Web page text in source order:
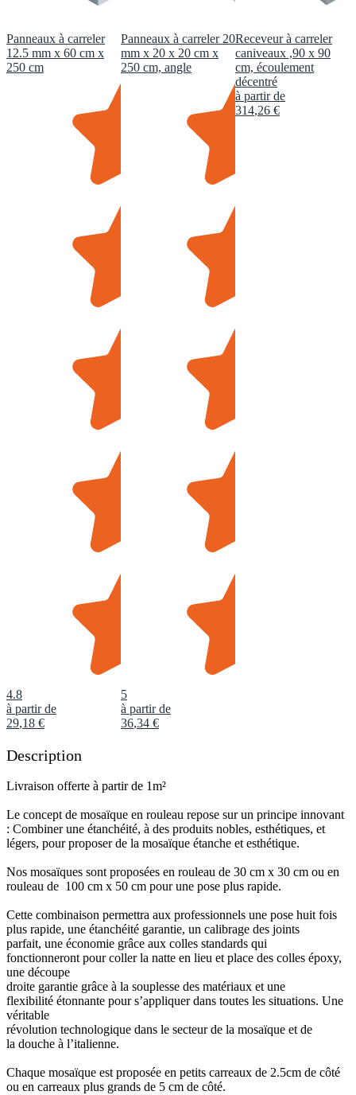
Panneaux à carreler
12.5 mm x 60 cm x
250 cm
4.8
à partir de
29,18 €
Panneaux à carreler 20
mm x 20 x 20 cm x
250 cm, angle
5
à partir de
36,34 €
Receveur à carreler
caniveaux ,90 x 90
cm, écoulement
décentré
à partir de
314,26 €
Description
Livraison offerte à partir de 1m²
Le concept de mosaïque en rouleau repose sur un principe innovant
: Combiner une étanchéité, à des produits nobles, esthétiques, et
légers, pour proposer de la mosaïque étanche et esthétique.
Nos mosaïques sont proposées en rouleau de 30 cm x 30 cm ou en
rouleau de 100 cm x 50 cm pour une pose plus rapide.
Cette combinaison permettra aux professionnels une pose huit fois
plus rapide, une étanchéité garantie, un calibrage des joints
parfait, une économie grâce aux colles standards qui
fonctionneront pour coller la natte en lieu et place des colles époxy,
une découpe
droite garantie grâce à la souplesse des matériaux et une
flexibilité étonnante pour s’appliquer dans toutes les situations. Une
véritable
révolution technologique dans le secteur de la mosaïque et de
la douche à l’italienne.
Chaque mosaïque est proposée en petits carreaux de 2.5cm de côté
ou en carreaux plus grands de 5 cm de côté.